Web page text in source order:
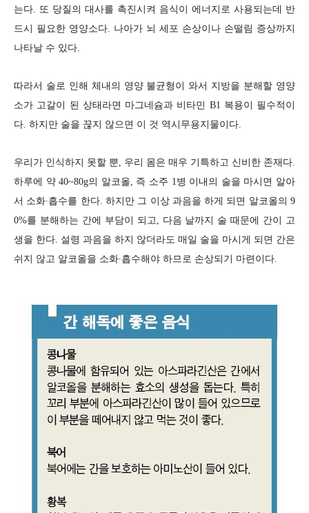
는다. 또 당질의 대사를 촉진시켜 음식이 에 너지로 사용되는데 반
드시 필요한 영양소다. 나아가 뇌 세포 손상이나 손떨림 증상까지
나타날 수 있다.
따라서 술로 인해 체내의 영양 불균형이 와서 지방을 분해할 영양
소가 고갈이 된 상태라면 마그네슘과 비타민 B1 복용이 필수적이
다. 하지만 술을 끊지 않으면 이 것 역시무용지물이다.
우리가 인식하지 못할 뿐, 우리 몸은 매우 기특하고 신비한 존재다.
하루에 약40~80g의 알코올, 즉 소주 1병 이내의 술을 마시면 알아
서 소화∙흡수를 한다. 하지만 그 이상 과음을 하게 되면 알코올의 9
0%를 분해하는 간에 부담이 되고, 다음 날까지 술 때문에 간이 고
생을 한다. 설령 과음을 하지 않더라도 매 일 술을 마시게 되면 간은
쉬지 않고 알코올을 소화∙흡수해야 하므로 손상되 기 마련이다.